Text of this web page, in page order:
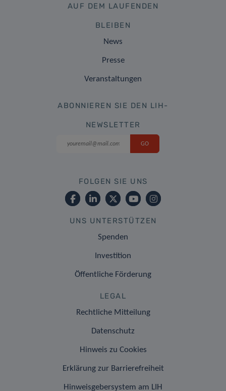
AUF DEM LAUFENDEN
BLEIBEN
News
Presse
Veranstaltungen
ABONNIEREN SIE DEN LIH-
NEWSLETTER
FOLGEN SIE UNS
UNS UNTERSTÜTZEN
Spenden
Investition
Öffentliche Förderung
LEGAL
Rechtliche Mitteilung
Datenschutz
Hinweis zu Cookies
Erklärung zur Barrierefreiheit
Hinweisgebersystem am LIH